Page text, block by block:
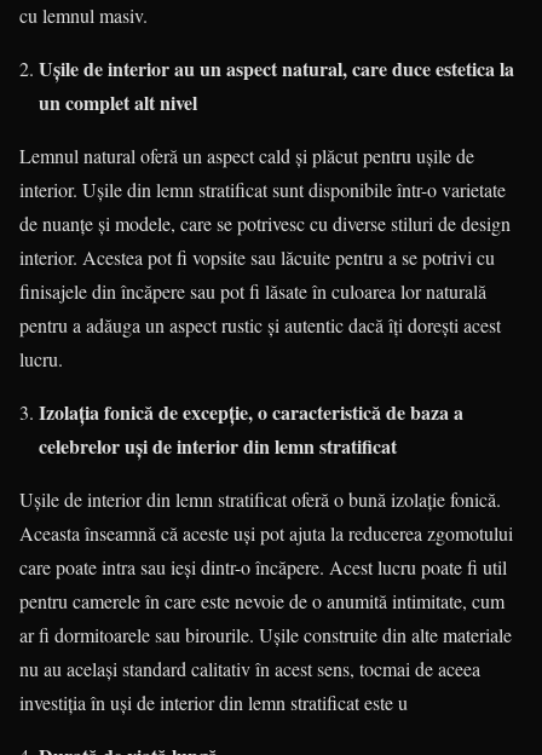
cu lemnul masiv.
Ușile de interior au un aspect natural, care duce estetica la
un complet alt nivel
Lemnul natural oferă un aspect cald și plăcut pentru ușile de
interior. Ușile din lemn stratificat sunt disponibile într-o varietate
de nuanțe și modele, care se potrivesc cu diverse stiluri de design
interior. Acestea pot fi vopsite sau lăcuite pentru a se potrivi cu
finisajele din încăpere sau pot fi lăsate în culoarea lor naturală
pentru a adăuga un aspect rustic și autentic dacă îți dorești acest
lucru.
Izolația fonică de excepție, o caracteristică de baza a
celebrelor uși de interior din lemn stratificat
Ușile de interior din lemn stratificat oferă o bună izolație fonică.
Aceasta înseamnă că aceste uși pot ajuta la reducerea zgomotului
care poate intra sau ieși dintr-o încăpere. Acest lucru poate fi util
pentru camerele în care este nevoie de o anumită intimitate, cum
ar fi dormitoarele sau birourile. Ușile construite din alte materiale
nu au același standard calitativ în acest sens, tocmai de aceea
investiția în uși de interior din lemn stratificat este u